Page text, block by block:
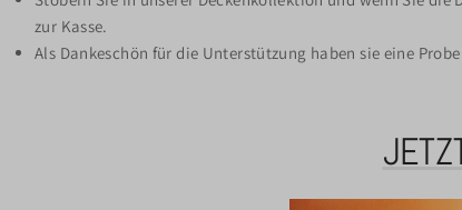
zur Kasse.
Als Dankeschön für die Unterstützung haben sie eine